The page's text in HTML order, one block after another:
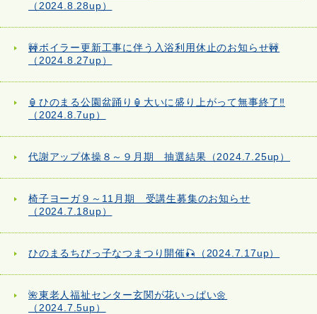
（2024.8.28up）
🚧ボイラー更新工事に伴う入浴利用休止のお知らせ🚧
（2024.8.27up）
🏮ひのまる公園盆踊り🏮大いに盛り上がって無事終了‼
（2024.8.7up）
代謝アップ体操８～９月期 抽選結果（2024.7.25up）
椅子ヨーガ９～11月期 受講生募集のお知らせ
（2024.7.18up）
ひのまるちびっ子なつまつり開催🎣（2024.7.17up）
🌺東老人福祉センター玄関が花いっぱい🌼
（2024.7.5up）